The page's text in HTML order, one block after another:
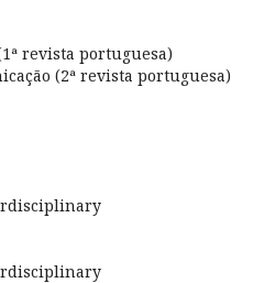
revista portuguesa)
(2ª revista portuguesa)